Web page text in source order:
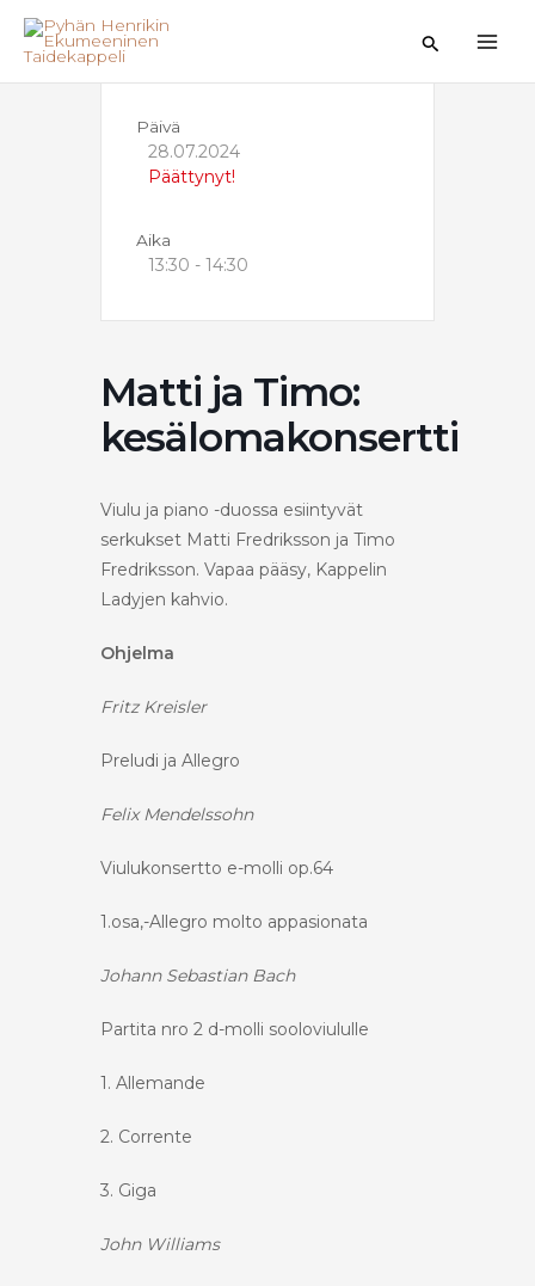
sisältöön
Hae
Päivä
28.07.2024
Päättynyt!
Aika
13:30 - 14:30
Matti ja Timo:
kesälomakonsertti
Viulu ja piano -duossa esiintyvät
serkukset Matti Fredriksson ja Timo
Fredriksson. Vapaa pääsy, Kappelin
Ladyjen kahvio.
Ohjelma
Fritz Kreisler
Preludi ja Allegro
Felix Mendelssohn
Viulukonsertto e-molli op.64
1.osa,-Allegro molto appasionata
Johann Sebastian Bach
Partita nro 2 d-molli sooloviululle
1. Allemande
2. Corrente
3. Giga
John Williams